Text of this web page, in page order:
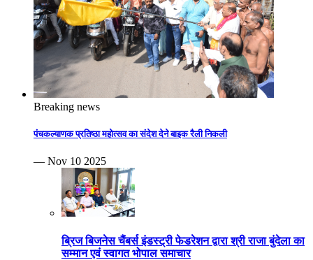
Breaking news
पंचकल्याणक प्रतिष्ठा महोत्सव का संदेश देने बाइक रैली निकली
— Nov 10 2025
ब्रिज बिजनेस चैंबर्स इंडस्ट्री फेडरेशन द्वारा श्री राजा बुंदेला का
सम्मान एवं स्वागत भोपाल समाचार